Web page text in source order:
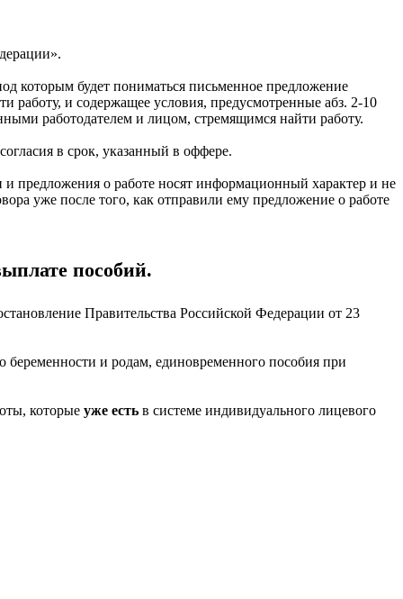
которым будет пониматься письменное предложение
работу, и содержащее условия, предусмотренные абз. 2-10
работодателем и лицом, стремящимся найти работу.
в срок, указанный в оффере.
и предложения о работе носят информационный характер и не
уже после того, как отправили ему предложение о работе
пособий.
Правительства Российской Федерации от 23
и родам, единовременного пособия при
которые уже есть в системе индивидуального лицевого